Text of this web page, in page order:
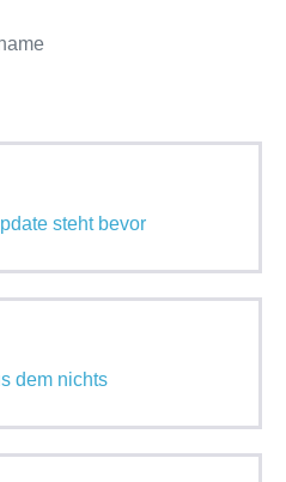
steht bevor
dem nichts